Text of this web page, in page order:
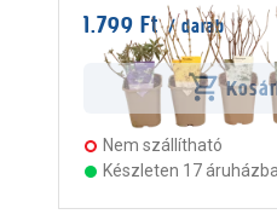
1.799 Ft / darab
Nem szállítható
Készleten 17